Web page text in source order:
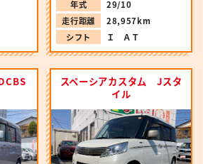
年式
29/10
走行距離
28,957km
シフト
Ｉ ＡＴ
スペーシアカスタム Jスタ
イル